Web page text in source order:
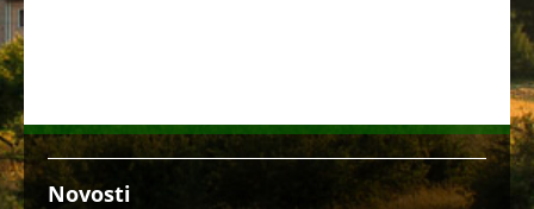
Novosti